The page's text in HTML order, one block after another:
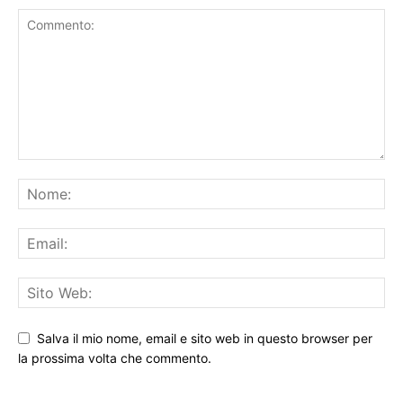
Salva il mio nome, email e sito web in questo browser per
la prossima volta che commento.